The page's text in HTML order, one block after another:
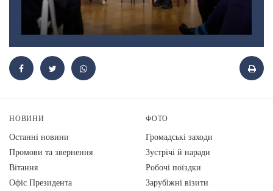
НОВИНИ
Останні новини
Промови та звернення
Вiтання
Офіс Президента
ФОТО
Громадські заходи
Зустрічі й наради
Робочі поїздки
Зарубіжні візити